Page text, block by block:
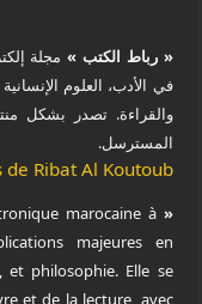
« رباط الكتب »مجلة
في الأدب، العلوم
والقراءة. تصدر بشكل
المسترسل.
de Ribat Al Koutoub
« Ribat Al Koutoub »
marocaine à
majeures en
et philosophie. Elle se
et de la lecture, avec